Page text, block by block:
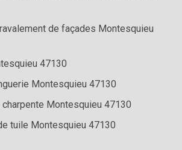
de façades Montesquieu
47130
Montesquieu 47130
Montesquieu 47130
tuile Montesquieu 47130